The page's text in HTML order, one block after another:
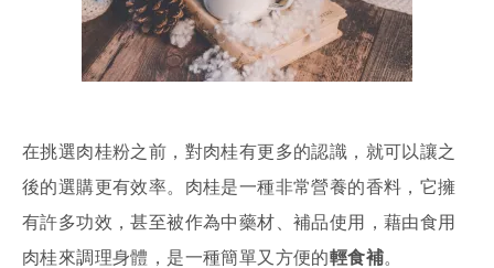
在挑選肉桂粉之前，對肉桂有更多的認識，就可以讓之
後的選購更有效率。肉桂是一種非常營養的香料，它擁
有許多功效，甚至被作為中藥材、補品使用，藉由食用
肉桂來調理身體，是一種簡單又方便的輕食補。